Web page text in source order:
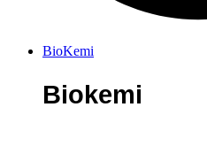
BioKemi
Biokemi